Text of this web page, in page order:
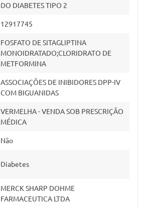
DO DIABETES TIPO 2
12917745
FOSFATO DE SITAGLIPTINA
MONOIDRATADO;CLORIDRATO DE
METFORMINA
ASSOCIAÇÕES DE INIBIDORES DPP-IV
COM BIGUANIDAS
VERMELHA - VENDA SOB PRESCRIÇÃO
MÉDICA
Não
Diabetes
MERCK SHARP DOHME
FARMACEUTICA LTDA